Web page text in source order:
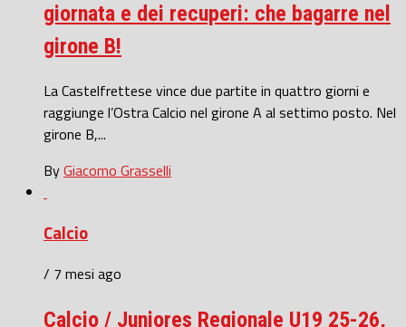
giornata e dei recuperi: che bagarre nel
girone B!
La Castelfrettese vince due partite in quattro giorni e
raggiunge l’Ostra Calcio nel girone A al settimo posto. Nel
girone B,...
ByGiacomo Grasselli
Calcio
/ 7 mesi ago
Calcio / Juniores Regionale U19 25-26,